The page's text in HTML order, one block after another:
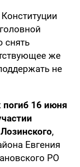
снять
же
не
16 июня
,
Евгения
РО